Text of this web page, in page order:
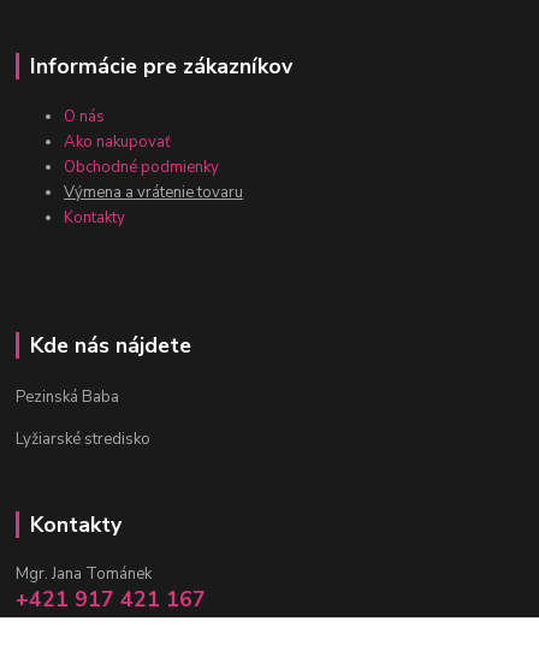
Informácie pre zákazníkov
O nás
Ako nakupovať
Obchodné podmienky
Výmena a vrátenie tovaru
Kontakty
Kde nás nájdete
Pezinská Baba
Lyžiarské stredisko
Kontakty
Mgr. Jana Tománek
+421 917 421 167
(Po-Pia, 10 -17 hod.)